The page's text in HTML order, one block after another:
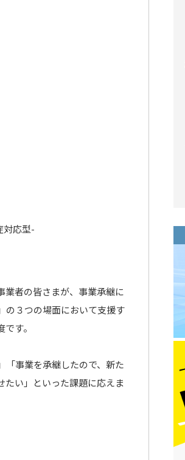
対応型-
業者の皆さまが、事業承継に
の３つの場面において支援す
す。
「事業を承継したので、新た
たい」といった課題に応えま